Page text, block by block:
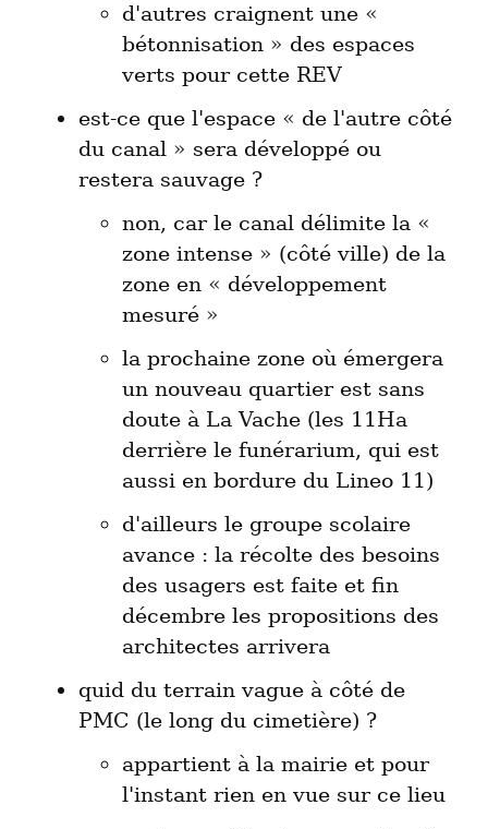
d'autres craignent une «
bétonnisation » des espaces
verts pour cette REV
est-ce que l'espace « de l'autre côté
du canal » sera développé ou
non, car le canal délimite la «
zone intense » (côté ville) de la
zone en « développement
mesuré »
la prochaine zone où émergera
un nouveau quartier est sans
doute à La Vache (les 11Ha
derrière le funérarium, qui est
aussi en bordure du Lineo 11)
d'ailleurs le groupe scolaire
avance : la récolte des besoins
des usagers est faite et fin
décembre les propositions des
architectes arrivera
quid du terrain vague à côté de
appartient à la mairie et pour
l'instant rien en vue sur ce lieu